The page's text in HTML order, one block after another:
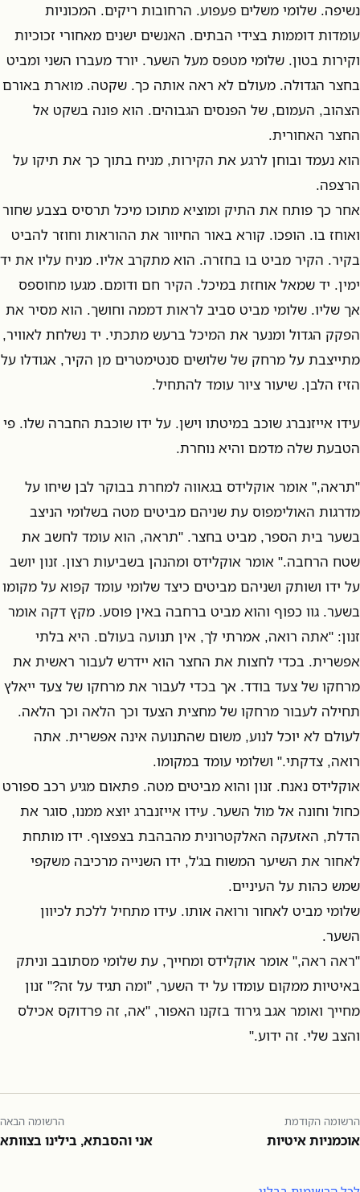
נשיפה. שלומי משלים פעפוע. הרחובות ריקים. המכוניות
עומדות דוממות בצידי הבתים. האנשים ישנים מאחורי זכוכיות
וקירות בטון. שלומי מטפס מעל השער. יורד מעברו השני ומביט
בחצר הגדולה. מעולם לא ראה אותה כך. שקטה. מוארת באורם
הצהוב, העמום, של הפנסים הגבוהים. הוא פונה בשקט אל
החצר האחורית.
הוא נעמד ובוחן לרגע את הקירות, מניח בתוך כך את תיקו על
הרצפה.
אחר כך פותח את התיק ומוציא מתוכו מיכל תרסיס בצבע שחור
ואוחז בו. הופכו. קורא באור החיוור את ההוראות וחוזר להביט
בקיר. הקיר מביט בו בחזרה. הוא מתקרב אליו. מניח עליו את יד
ימין. יד שמאל אוחזת במיכל. הקיר חם ודומם. מגעו מחוספס
אך שליו. שלומי מביט סביב לראות דממה וחושך. הוא מסיר את
הפקק הגדול ומנער את המיכל ברעש מתכתי. יד נשלחת לאוויר,
מתייצבת על מרחק של שלושים סנטימטרים מן הקיר, אגודלו על
הזיז הלבן. שיעור ציור עומד להתחיל.
עידו אייזנברג שוכב במיטתו וישן. על ידו שוכבת החברה שלו. פי
הטבעת שלה מדמם והיא נוחרת.
"תראה," אומר אוקלידס בגאווה למחרת בבוקר לבן שיחו על
מדרגות האולימפוס עת שניהם מביטים מטה בשלומי הניצב
בשער בית הספר, מביט בחצר. "תראה, הוא עומד לחשב את
שטח הרחבה." אומר אוקלידס ומהנהן בשביעות רצון. זנון יושב
על ידו ושותק ושניהם מביטים כיצד שלומי עומד קפוא על מקומו
בשער. גוו כפוף והוא מביט ברחבה באין פוסע. מקץ דקה אומר
זנון: "אתה רואה, אמרתי לך, אין תנועה בעולם. היא בלתי
אפשרית. בכדי לחצות את החצר הוא יידרש לעבור ראשית את
מרחקו של צעד בודד. אך בכדי לעבור את מרחקו של צעד ייאלץ
תחילה לעבור מרחקו של מחצית הצעד וכך הלאה וכך הלאה.
לעולם לא יוכל לנוע, משום שהתנועה אינה אפשרית. אתה
רואה, צדקתי." ושלומי עומד במקומו.
אוקלידס נאנח. זנון והוא מביטים מטה. פתאום מגיע רכב ספורט
כחול וחונה אל מול השער. עידו אייזנברג יוצא ממנו, סוגר את
הדלת, האזעקה האלקטרונית מהבהבת בצפצוף. ידו מותחת
לאחור את השיער המשוח בג'ל, ידו השנייה מרכיבה משקפי
שמש כהות על העיניים.
שלומי מביט לאחור ורואה אותו. עידו מתחיל ללכת לכיוון
השער.
"ראה ראה," אומר אוקלידס ומחייך, עת שלומי מסתובב וניתק
באיטיות ממקום עומדו על יד השער, "ומה תגיד על זה?" זנון
מחייך ואומר אגב גירוד בזקנו האפור, "אה, זה פרדוקס אכילס
והצב שלי. זה ידוע."
הרשומה הקודמת
אוכמניות איטיות
הרשומה הבאה
אני והסבתא, בילינו בצוותא